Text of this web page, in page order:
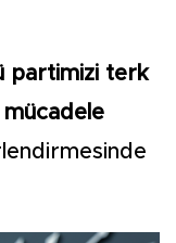
partimizi terk